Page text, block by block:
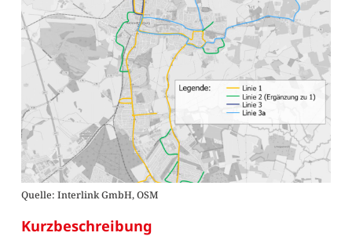
Quelle: Interlink GmbH, OSM
Kurzbeschreibung